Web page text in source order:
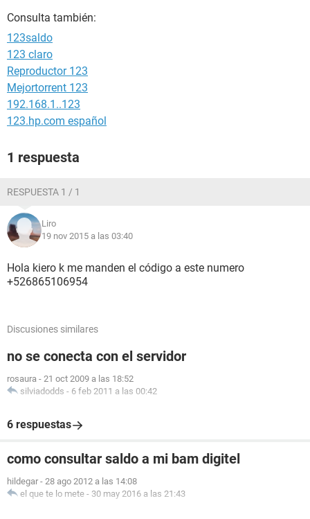
Consulta también:
123saldo
123 claro
Reproductor 123
Mejortorrent 123
192.168.1..123
123.hp.com español
1 respuesta
RESPUESTA 1 / 1
Liro
19 nov 2015 a las 03:40
Hola kiero k me manden el código a este numero
+526865106954
Discusiones similares
no se conecta con el servidor
rosaura - 21 oct 2009 a las 18:52
silviadodds - 6 feb 2011 a las 00:42
6 respuestas
como consultar saldo a mi bam digitel
hildegar - 28 ago 2012 a las 14:08
el que te lo mete - 30 may 2016 a las 21:43